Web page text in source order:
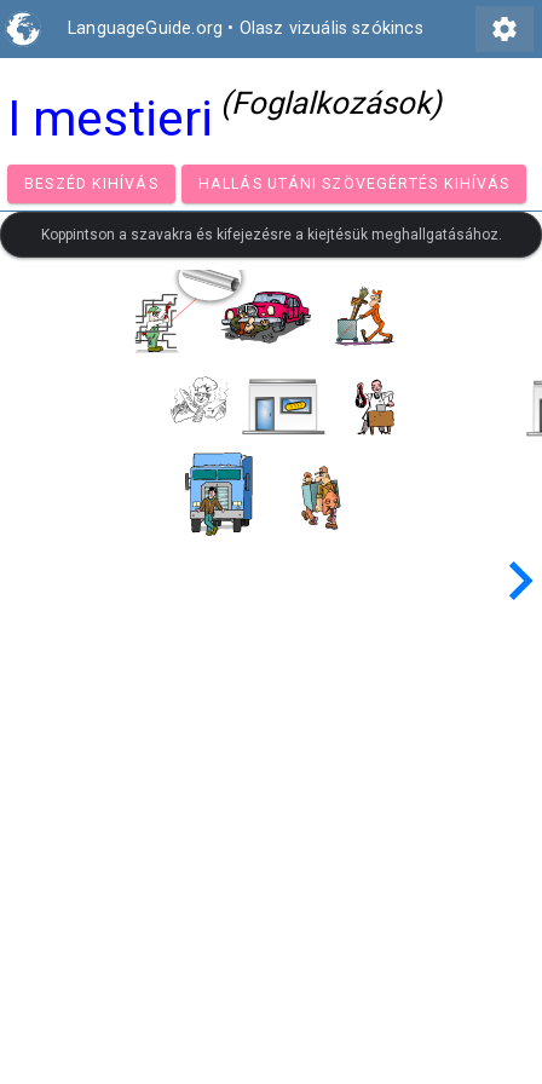
LanguageGuide.org • Olasz vizuális szókincs settings
I mestieri (Foglalkozások)
BESZÉD KIHÍVÁS HALLÁS UTÁNI SZÖVEGÉRTÉS
Koppintson a szavakra és kifejezésre a kiejtésük meghallgatásához.